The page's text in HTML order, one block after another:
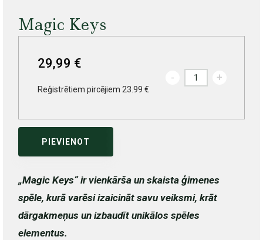
Magic Keys
29,99 €
Reģistrētiem pircējiem 23.99 €
- +
PIEVIENOT
„Magic Keys“ ir vienkārša un skaista ģimenes
spēle, kurā varēsi izaicināt savu veiksmi, krāt
dārgakmeņus un izbaudīt unikālos spēles
elementus.